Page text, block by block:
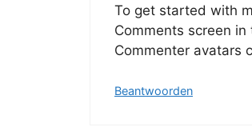
To get started with
Comments screen
Commenter avatars
Beantwoorden